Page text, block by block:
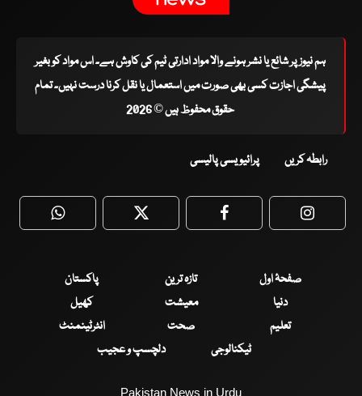
ہم نیوز پر شائع یا نشر ہونے والا مواد ادارتی ٹیم کی کاوش ہے۔ اس مواد کو بغیر
پیشگی اجازت کسی بھی صورت میں استعمال یا نقل کرنا درست نہیں۔ تمام
حقوق محفوظ ہیں © 2026
رابطہ کریں پرائیویسی پالیسی
WhatsApp Twitter Facebook
صفحۂ اول تازہ ترین
پاکستان
دنیا
معیشت
کھیل
تعلیم
صحت
انٹرٹینمنٹ
ٹیکنالوجی
دلچسپ و عجیب
Pakistan News in Urdu